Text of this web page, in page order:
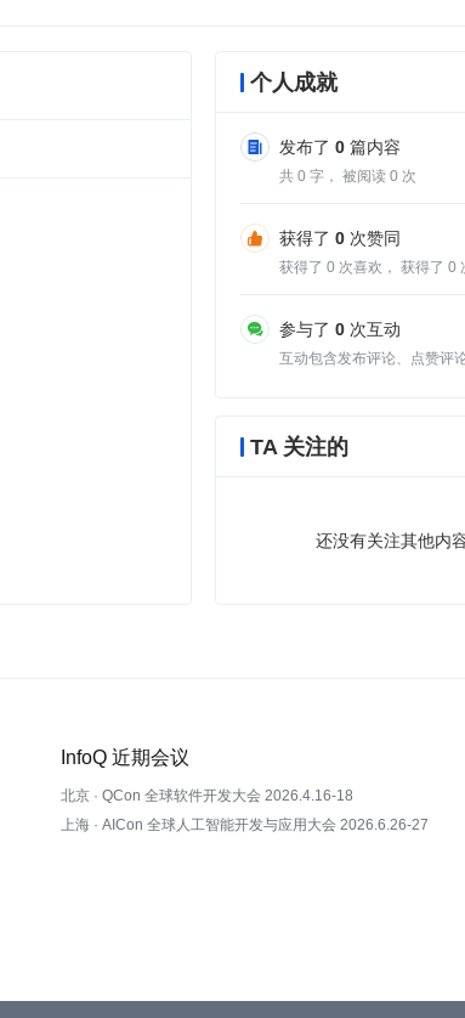
个人成就
发布了 0 篇内容
共 0 字， 被阅读 0 次
获得了 0 次赞同
获得了 0 次喜欢， 获得了 0
参与了 0 次互动
互动包含发布评论、点赞评
TA 关注的
还没有关注其他内
InfoQ 近期会议
北京 · QCon 全球软件开发大会 2026.4.16-18
上海 · AICon 全球人工智能开发与应用大会 2026.6.26-27